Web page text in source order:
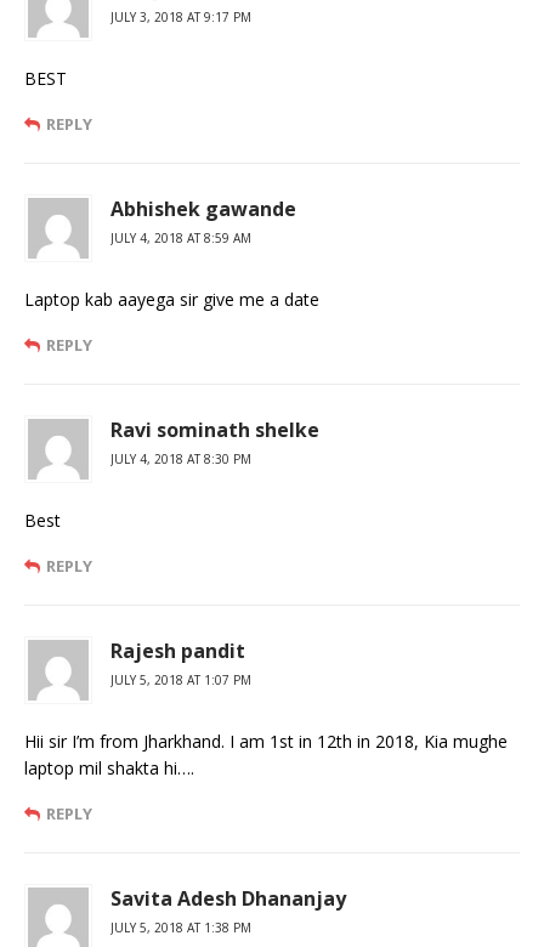
JULY 3, 2018 AT 9:17 PM
BEST
REPLY
Abhishek gawande
JULY 4, 2018 AT 8:59 AM
Laptop kab aayega sir give me a date
REPLY
Ravi sominath shelke
JULY 4, 2018 AT 8:30 PM
Best
REPLY
Rajesh pandit
JULY 5, 2018 AT 1:07 PM
Hii sir I’m from Jharkhand. I am 1st in 12th in 2018, Kia mughe
laptop mil shakta hi….
REPLY
Savita Adesh Dhananjay
JULY 5, 2018 AT 1:38 PM